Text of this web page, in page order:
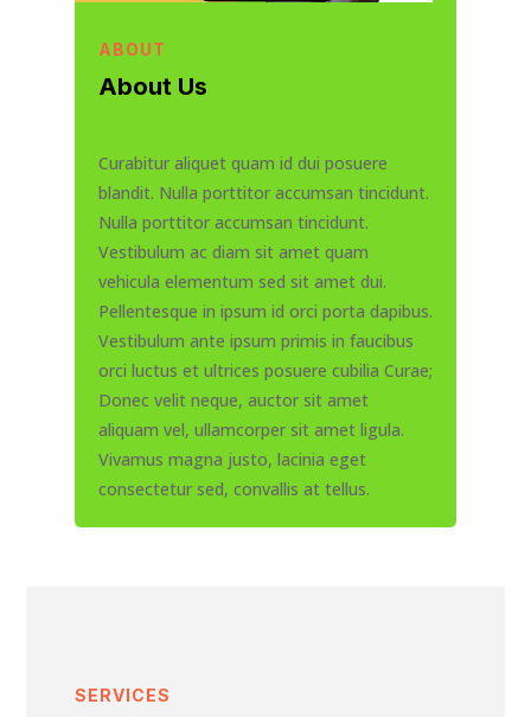
ABOUT
About Us
Curabitur aliquet quam id dui posuere
blandit. Nulla porttitor accumsan tincidunt.
Nulla porttitor accumsan tincidunt.
Vestibulum ac diam sit amet quam
vehicula elementum sed sit amet dui.
Pellentesque in ipsum id orci porta dapibus.
Vestibulum ante ipsum primis in faucibus
orci luctus et ultrices posuere cubilia Curae;
Donec velit neque, auctor sit amet
aliquam vel, ullamcorper sit amet ligula.
Vivamus magna justo, lacinia eget
consectetur sed, convallis at tellus.
SERVICES